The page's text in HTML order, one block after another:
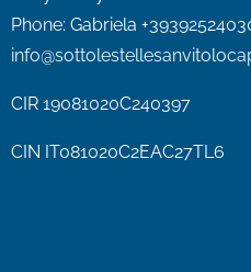
Phone: Gabriela
CIR 19081020C240397
CIN IT081020C2EAC27TL6